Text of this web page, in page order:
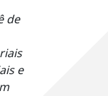
de
e